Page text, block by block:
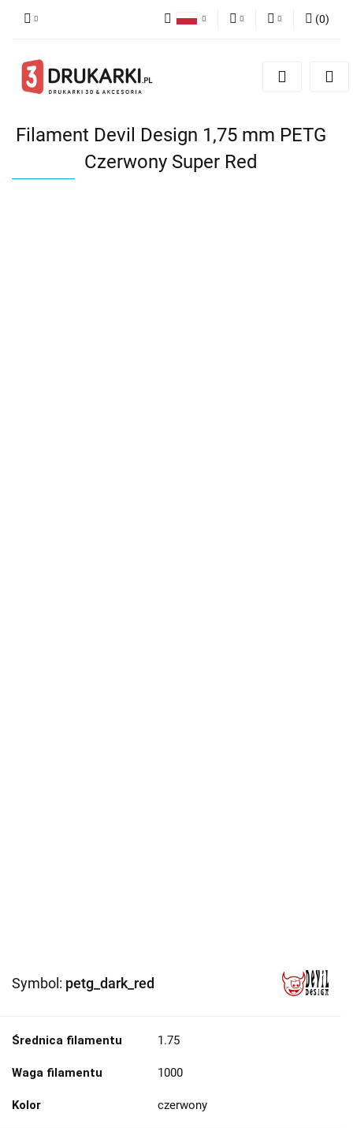
English
Zarejestruj się
(0)
Filament Devil Design 1,75 mm PETG
Czerwony Super Red
Symbol: petg_dark_red
Średnica filamentu 1.75
Waga filamentu 1000
Kolor czerwony